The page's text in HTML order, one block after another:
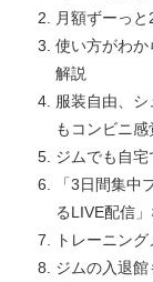
月額ずーっ
使い方がわか
解説
服装自由、
もコンビニ
ジムでも自
「3日間集中
るLIVE配信
トレーニン
ジムの入退